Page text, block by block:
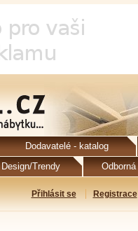
Dodavatelé - katalog
Design/Trendy
Přihlásit se Registrace